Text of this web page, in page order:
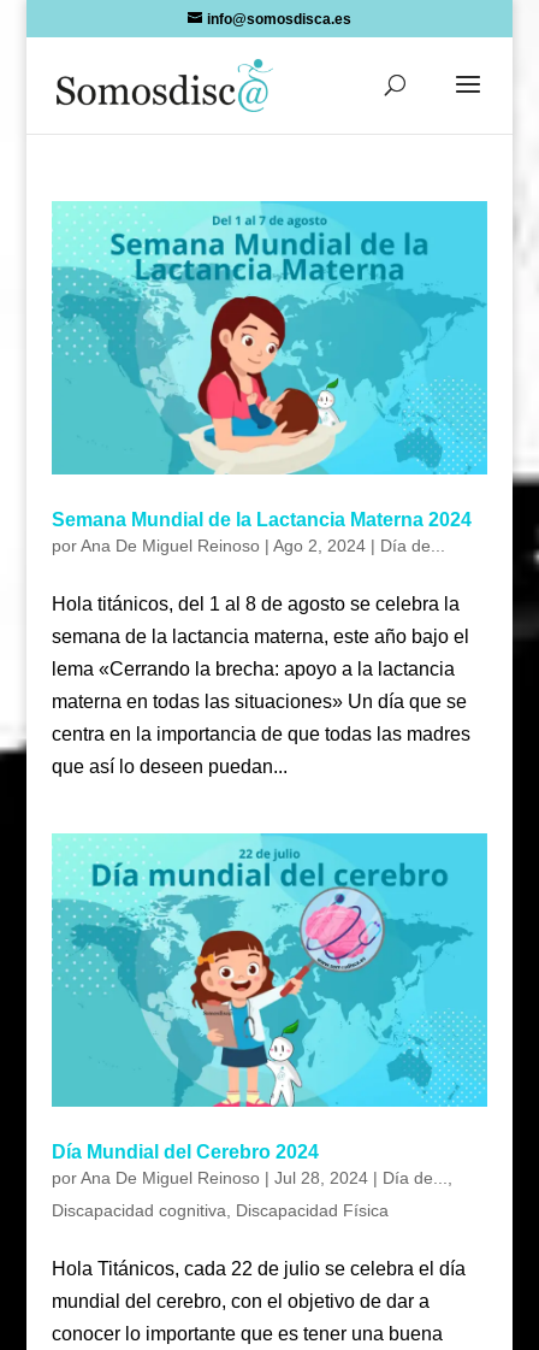
info@somosdisca.es
Semana Mundial de la Lactancia Materna 2024
porAna De Miguel Reinoso| Ago 2, 2024| Día de...
Hola titánicos, del 1 al 8 de agosto se celebra la
semana de la lactancia materna, este año bajo el
lema «Cerrando la brecha: apoyo a la lactancia
materna en todas las situaciones» Un día que se
centra en la importancia de que todas las madres
que así lo deseen puedan...
Día Mundial del Cerebro 2024
porAna De Miguel Reinoso| Jul 28, 2024| Día de...
Discapacidad cognitiva
Discapacidad Física
Hola Titánicos, cada 22 de julio se celebra el día
mundial del cerebro, con el objetivo de dar a
conocer lo importante que es tener una buena